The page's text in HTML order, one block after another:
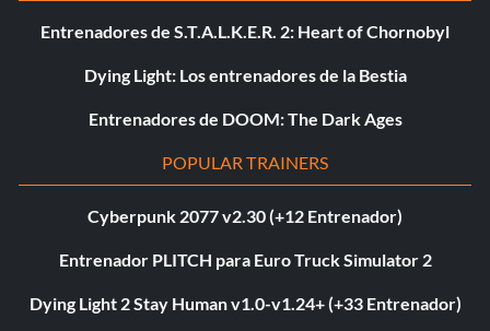
Entrenadores de S.T.A.L.K.E.R. 2: Heart of Chornobyl
Dying Light: Los entrenadores de la Bestia
Entrenadores de DOOM: The Dark Ages
POPULAR TRAINERS
Cyberpunk 2077 v2.30 (+12 Entrenador)
Entrenador PLITCH para Euro Truck Simulator 2
Dying Light 2 Stay Human v1.0-v1.24+ (+33 Entrenador)